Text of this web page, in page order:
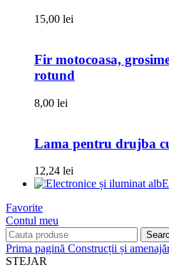
15,00 lei
Fir motocoasa,
rotund
8,00 lei
Lama pentru drujba
12,24 lei
Favorite
Contul meu
Prima pagină Construcții și
STEJAR